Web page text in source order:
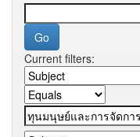
Current filters: